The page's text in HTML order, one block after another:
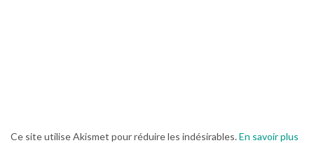
Ce site utilise Akismet pour réduire les indésirables.En savoir plus